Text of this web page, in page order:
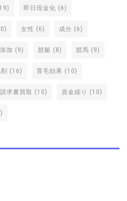
即日現金化 (6)
女性 (6) 成分 (6)
加 (9) 競艇 (8) 競馬 (9)
(16) 育毛効果 (10)
請求書買取 (10) 資金繰り (10)